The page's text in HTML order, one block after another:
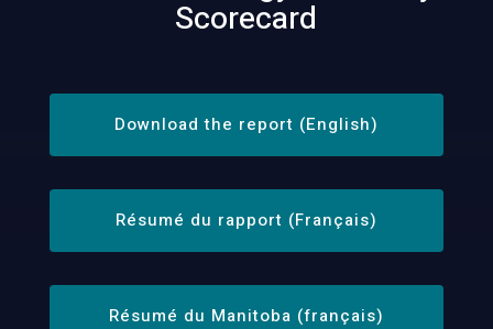
Scorecard
Download the report (English)
Résumé du rapport (Français)
Résumé du Manitoba (français)